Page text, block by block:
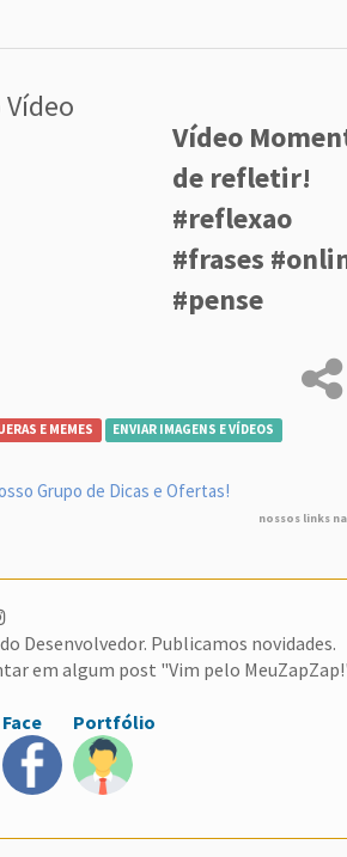
Vídeo
de refletir!
#reflexao
#frases
#pense
E MEMES ENVIAR IMAGENS E VÍDEOS
Grupo de Dicas e Ofertas!
nossos links
Desenvolvedor. Publicamos novidades.
em algum post "Vim pelo
Face Portfólio